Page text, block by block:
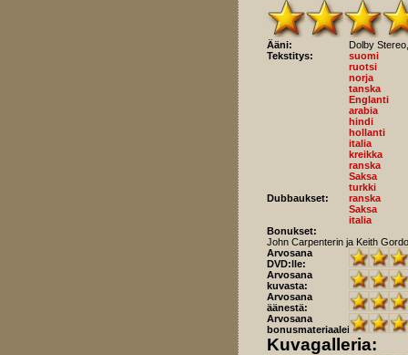
Ääni:
Dolby
Tekstitys:
suomi
ruotsi
norja
tanska
Englanti
arabia
hindi
hollanti
italia
kreikka
ranska
Saksa
turkki
Dubbaukset:
ranska
Saksa
italia
Bonukset:
John Carpenterin ja Keith
Arvosana
DVD:lle:
Arvosana
kuvasta:
Arvosana
äänestä:
Arvosana
bonusmateriaaleista:
Kuvagalleria: